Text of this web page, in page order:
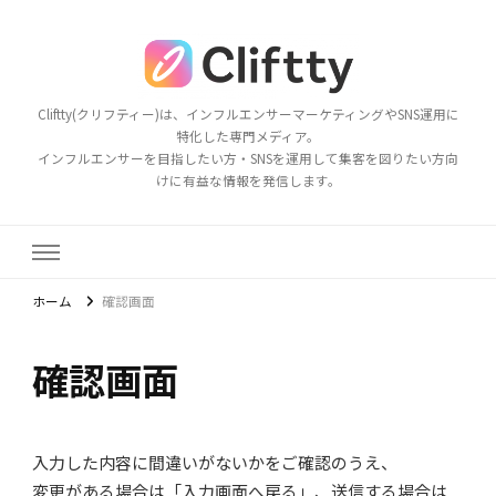
Cliftty(クリフティー)は、インフルエンサーマーケティングやSNS運用に
特化した専門メディア。
インフルエンサーを目指したい方・SNSを運用して集客を図りたい方向
けに有益な情報を発信します。
ホーム 確認画面
確認画面
入力した内容に間違いがないかをご確認のうえ、